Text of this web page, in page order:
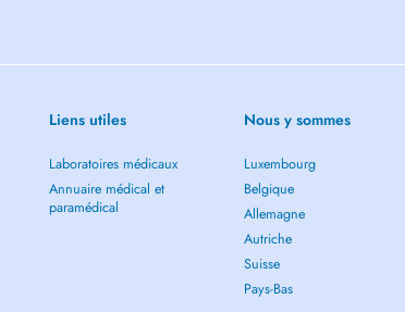
présente lors des
vous préférez ne pas être
en amont ou au début de la
trouverez à seulement 200
informations (sauf si la
pour les patients déjà suivis.
Liens utiles
Laboratoires médicaux
Annuaire médical et
paramédical
Nous y sommes
Luxembourg
Belgique
Allemagne
Autriche
Suisse
Pays-Bas